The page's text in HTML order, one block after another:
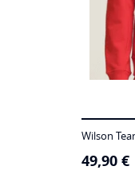
Wilson
49,90 €